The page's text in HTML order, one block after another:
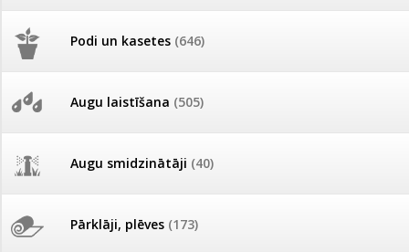
Podi un kasetes (646)
Augu laistīšana (505)
Augu smidzinātāji (40)
Pārklāji, plēves (173)
Darba laiks Līgo svētkos
Ūdens piemērotības noteikšana
Pievienojies braucienam uz
Tomātu sēklu katalogs